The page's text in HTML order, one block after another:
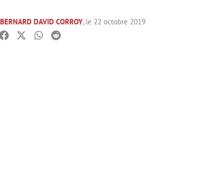
BERNARD DAVID CORROY, le 22 octobre 2019
Facebook
TwitterWhatsapp
Reddit